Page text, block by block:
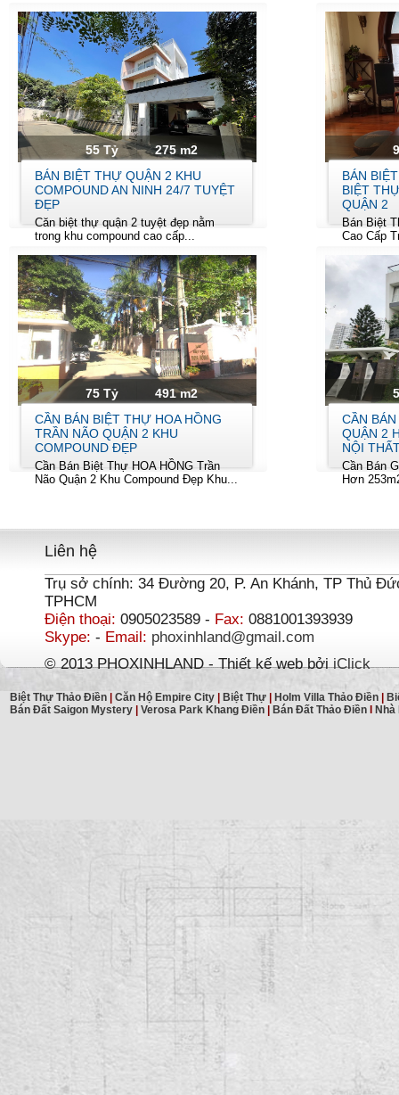
55 Tỷ
275 m2
BÁN BIỆT THỰ QUẬN 2 KHU
COMPOUND AN NINH 24/7 TUYỆT
ĐẸP
Căn biệt thự quận 2 tuyệt đẹp nằm
trong khu compound cao cấp...
BÁN
BIỆT
QUẬN 2
Bán Biệt
Cao Cấp
75 Tỷ
491 m2
CẦN BÁN BIỆT THỰ HOA HỒNG
TRẦN NÃO QUẬN 2 KHU
COMPOUND ĐẸP
Cần Bán Biệt Thự HOA HỒNG Trần
Não Quận 2 Khu Compound Đẹp Khu...
CẦN
QUẬN 2
NỘI
Cần Bán
Hơn
Liên hệ
Trụ sở chính: 34 Đường 20, P. An Khánh, TP Thủ
TPHCM
Điện thoại: 0905023589 - Fax: 0881001393939
Skype: - Email: phoxinhland@gmail.com
© 2013 PHOXINHLAND - Thiết kế web bởiiClick
Biệt Thự Thảo Điền| Căn Hộ Empire City| Biệt Thự| Holm Villa Thảo Điền|
Bán Đất Saigon Mystery| Verosa Park Khang Điền| Bán Đất Thảo ĐiềnI Nhà